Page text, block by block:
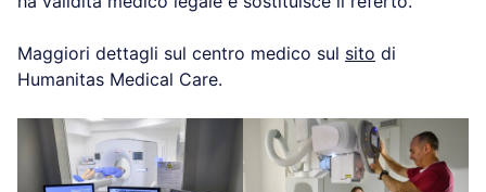
Maggiori dettagli sul centro medico sul sito di
Humanitas Medical Care.